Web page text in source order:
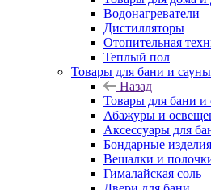
Водонагреватели
Дистилляторы
Отопительная
Теплый пол
Товары для бани и сауны
Назад
Товары для бани и
Абажуры и
Аксессуары для
Бондарные изделия
Вешалки и
Гималайская соль